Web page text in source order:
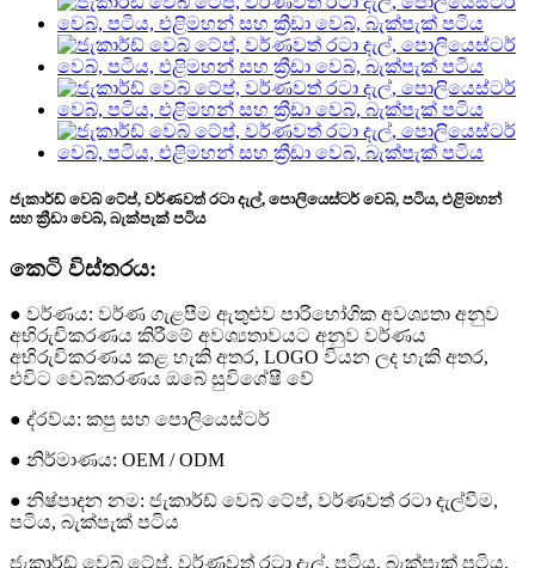
ජැකාර්ඩ් වෙබ් ටේප්, වර්ණවත් රටා දැල්, පොලියෙස්ටර් වෙබ්, පටිය, එළිමහන්
සහ ක්‍රීඩා වෙබ්, බැක්පැක් පටිය
කෙටි විස්තරය:
● වර්ණය: වර්ණ ගැළපීම ඇතුළුව පාරිභෝගික අවශ්‍යතා අනුව
අභිරුචිකරණය කිරීමේ අවශ්‍යතාවයට අනුව වර්ණය
අභිරුචිකරණය කළ හැකි අතර, LOGO වියන ලද හැකි අතර,
එවිට වෙබ්කරණය ඔබේ සුවිශේෂී වේ
● ද්රව්ය: කපු සහ පොලියෙස්ටර්
● නිර්මාණය: OEM / ODM
● නිෂ්පාදන නම: ජැකාර්ඩ් වෙබ් ටේප්, වර්ණවත් රටා දැල්වීම,
පටිය, බැක්පැක් පටිය
ජැකාර්ඩ් වෙබ් ටේප්, වර්ණවත් රටා දැල්, පටිය, බැක්පැක් පටිය,